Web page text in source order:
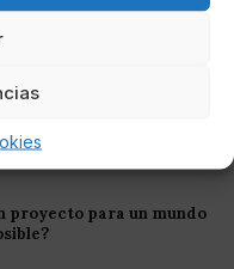
proyecto para un mundo